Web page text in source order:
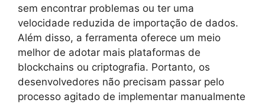
sem encontrar problemas ou ter uma
velocidade reduzida de importação de dados.
Além disso, a ferramenta oferece um meio
melhor de adotar mais plataformas de
blockchains ou criptografia. Portanto, os
desenvolvedores não precisam passar pelo
processo agitado de implementar manualmente